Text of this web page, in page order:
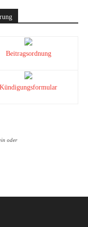
Beitragsordnung
Kündigungsformular
oder